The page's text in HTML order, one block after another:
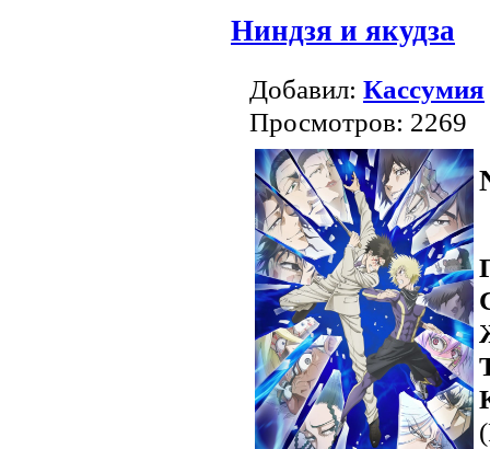
Ниндзя и якудза
Добавил: Кассумия
Просмотров: 2269